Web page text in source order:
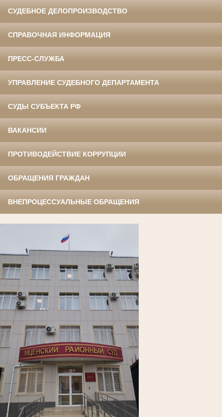
СУДЕБНОЕ ДЕЛОПРОИЗВОДСТВО
СПРАВОЧНАЯ ИНФОРМАЦИЯ
ПРЕСС-СЛУЖБА
УПРАВЛЕНИЕ СУДЕБНОГО ДЕПАРТАМЕНТА
СУДЫ СУБЪЕКТА РФ
ВАКАНСИИ
ПРОТИВОДЕЙСТВИЕ КОРРУПЦИИ
ОБРАЩЕНИЯ ГРАЖДАН
ВНЕПРОЦЕССУАЛЬНЫЕ ОБРАЩЕНИЯ